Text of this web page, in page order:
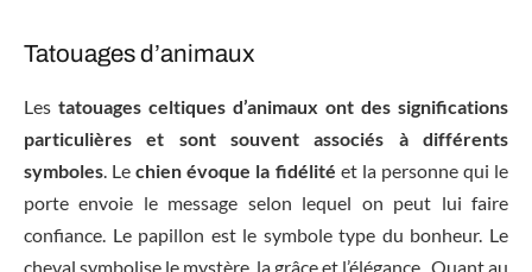
Tatouages d’animaux
Les tatouages celtiques d’animaux ont des significations
particulières et sont souvent associés à différents
symboles . Lechien évoque la fidélité et la personne qui le
porte envoie le message selon lequel on peut lui faire
confiance. Le papillon est le symbole type du bonheur. Le
cheval symbolise le mystère, la grâce et l’élégance. Quant au